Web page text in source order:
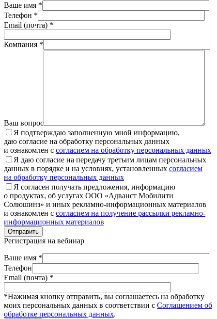
Ваше имя *
Телефон *
Email (почта) *
Компания *
Ваш вопрос
Я подтверждаю заполненную мной информацию,
даю согласие на обработку персональных данных
и ознакомлен с согласием на обработку персональных данных
Я даю согласие на передачу третьим лицам персональных
данных в порядке и на условиях, установленных согласием
на обработку персональных данных
Я согласен получать предложения, информацию
о продуктах, об услугах ООО «Адванст Мобилити
Солюшинз» и иных рекламно-информационных материалов
и ознакомлен с согласием на получение рассылки рекламно-
информационных материалов
Отправить
Регистрация на вебинар
Ваше имя *
Телефон
Email (почта) *
*Нажимая кнопку отправить, вы соглашаетесь на обработку
моих персональных данных в соответствии с Соглашением об
обработке персональных данных.